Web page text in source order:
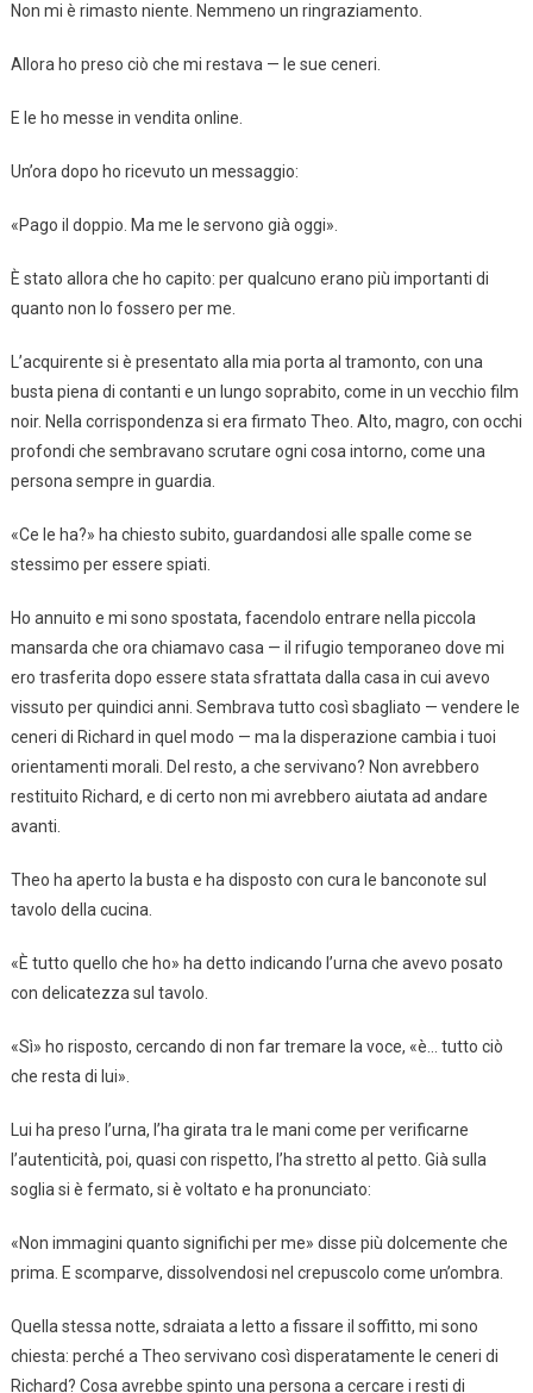
Non mi è rimasto niente. Nemmeno un ringraziamento.
Allora ho preso ciò che mi restava — le sue ceneri.
E le ho messe in vendita online.
Un’ora dopo ho ricevuto un messaggio:
«Pago il doppio. Ma me le servono già oggi».
È stato allora che ho capito: per qualcuno erano più importanti di
quanto non lo fossero per me.
L’acquirente si è presentato alla mia porta al tramonto, con una
busta piena di contanti e un lungo soprabito, come in un vecchio film
noir. Nella corrispondenza si era firmato Theo. Alto, magro, con occhi
profondi che sembravano scrutare ogni cosa intorno, come una
persona sempre in guardia.
«Ce le ha?» ha chiesto subito, guardandosi alle spalle come se
stessimo per essere spiati.
Ho annuito e mi sono spostata, facendolo entrare nella piccola
mansarda che ora chiamavo casa — il rifugio temporaneo dove mi
ero trasferita dopo essere stata sfrattata dalla casa in cui avevo
vissuto per quindici anni. Sembrava tutto così sbagliato — vendere le
ceneri di Richard in quel modo — ma la disperazione cambia i tuoi
orientamenti morali. Del resto, a che servivano? Non avrebbero
restituito Richard, e di certo non mi avrebbero aiutata ad andare
avanti.
Theo ha aperto la busta e ha disposto con cura le banconote sul
tavolo della cucina.
«È tutto quello che ho» ha detto indicando l’urna che avevo posato
con delicatezza sul tavolo.
«Sì» ho risposto, cercando di non far tremare la voce, «è… tutto ciò
che resta di lui».
Lui ha preso l’urna, l’ha girata tra le mani come per verificarne
l’autenticità, poi, quasi con rispetto, l’ha stretto al petto. Già sulla
soglia si è fermato, si è voltato e ha pronunciato:
«Non immagini quanto significhi per me» disse più dolcemente che
prima. E scomparve, dissolvendosi nel crepuscolo come un’ombra.
Quella stessa notte, sdraiata a letto a fissare il soffitto, mi sono
chiesta: perché a Theo servivano così disperatamente le ceneri di
Richard? Cosa avrebbe spinto una persona a cercare i resti di